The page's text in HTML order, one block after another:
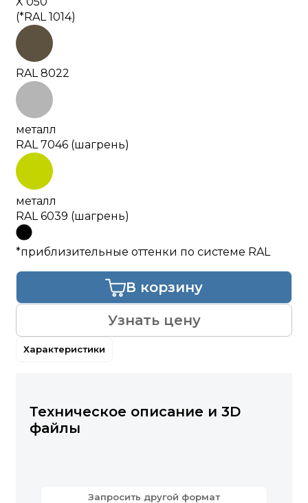
Характеристики
Техническое описание и 3D
файлы
Запросить другой формат
(*RAL 1014)
RAL 8022
металл
RAL 7046 (шагрень)
металл
RAL 6039 (шагрень)
*приблизительные оттенки по системе RAL
Узнать цену
В корзину